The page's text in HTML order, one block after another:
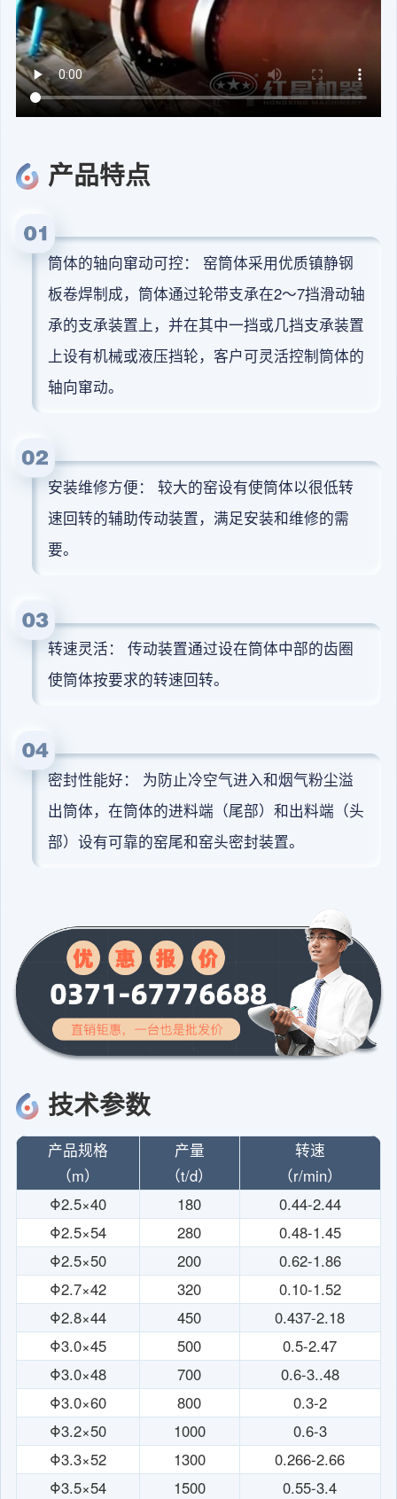
产品特点
筒体的轴向窜动可控： 窑筒体采用优质镇静钢
板卷焊制成，筒体通过轮带支承在2～7挡滑动轴
承的支承装置上，并在其中一挡或几挡支承装置
上设有机械或液压挡轮，客户可灵活控制筒体的
轴向窜动。
安装维修方便： 较大的窑设有使筒体以很低转
速回转的辅助传动装置，满足安装和维修的需
要。
转速灵活： 传动装置通过设在筒体中部的齿圈
使筒体按要求的转速回转。
密封性能好： 为防止冷空气进入和烟气粉尘溢
出筒体，在筒体的进料端（尾部）和出料端（头
部）设有可靠的窑尾和窑头密封装置。
技术参数
产品规格
（m）
产量
（t/d）
转速
（r/min）
Φ2.5×40
180
0.44-2.44
Φ2.5×54
280
0.48-1.45
Φ2.5×50
200
0.62-1.86
Φ2.7×42
320
0.10-1.52
Φ2.8×44
450
0.437-2.18
Φ3.0×45
500
0.5-2.47
Φ3.0×48
700
0.6-3..48
Φ3.0×60
800
0.3-2
Φ3.2×50
1000
0.6-3
Φ3.3×52
1300
0.266-2.66
Φ3.5×54
1500
0.55-3.4